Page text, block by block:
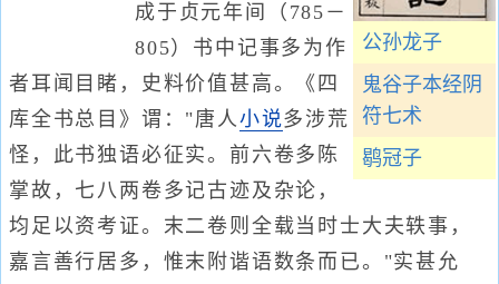
公孙龙子
鬼谷子本经阴
符七术
鹖冠子
成于贞元年间（785－
805）书中记事多为作
者耳闻目睹，史料价值甚高。《四
库全书总目》谓："唐人小说多涉荒
怪，此书独语必征实。前六卷多陈
掌故，七八两卷多记古迹及杂论，
均足以资考证。末二卷则全载当时士大夫轶事，
嘉言善行居多，惟末附谐语数条而已。"实甚允